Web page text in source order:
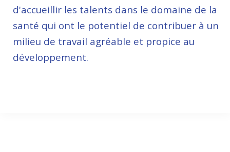
d'accueillir les talents dans le domaine de la
santé qui ont le potentiel de contribuer à un
milieu de travail agréable et propice au
développement.